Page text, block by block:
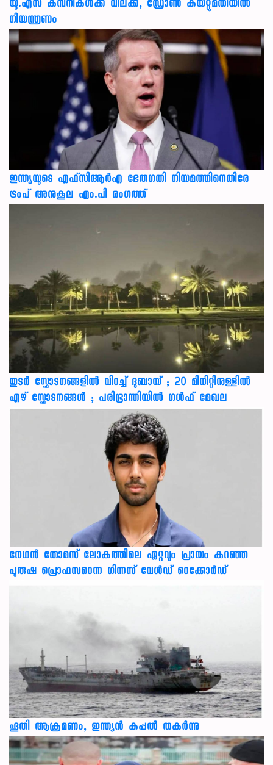
യു.എസ് കമ്പനികൾക്ക് വിലക്ക്, ഡ്രോൺ കയറ്റുമതിയിൽ
നിയന്ത്രണം
ഇന്ത്യയുടെ എഫ്‌സിആര്‍എ ഭേതഗതി നിയമത്തിനെതിരേ
ട്രംപ് അനുകൂല എം.പി രംഗത്ത്
തുടർ സ്ഫോടനങ്ങളിൽ വിറച്ച് ദുബായ് ; 20 മിനിറ്റിനുള്ളിൽ
ഏഴ് സ്ഫോടനങ്ങൾ ; പരിഭ്രാന്തിയിൽ ഗൾഫ് മേഖല
നേഥന്‍ തോമസ് ലോകത്തിലെ ഏറ്റവും പ്രായം കുറഞ്ഞ
പുരുഷ പ്രൊഫസറെന്ന ഗിന്നസ് വേള്‍ഡ് റെക്കോര്‍ഡ്
ഹൂതി ആക്രമണം, ഇന്ത്യൻ കപ്പൽ തകർന്നു